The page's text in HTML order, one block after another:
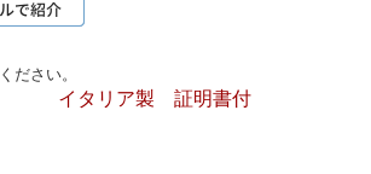
ださい。
イタリア製 証明書付